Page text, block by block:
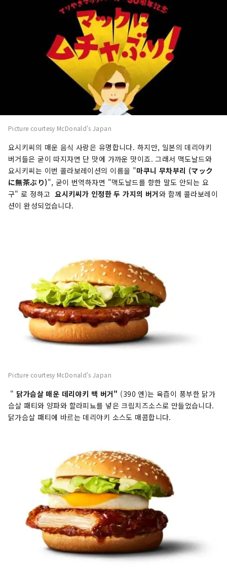
Picture courtesy McDonald's Japan
요시키씨의 매운 음식 사랑은 유명합니다. 하지만, 일본의 데리야키
버거들은 굳이 따지자면 단 맛에 가까운 맛이죠. 그래서 맥도날드와
요시키씨는 이번 콜라보레이션의 이름을 "마쿠니 무차부리 (マック
に無茶ぶり)", 굳이 번역하자면 "맥도날드를 향한 말도 안되는 요
구" 로 정하고요시키씨가 인정한 두 가지의 버거와 함께 콜라보레이
션이 완성되었습니다.
Picture courtesy McDonald's Japan
" 닭가슴살 매운 데리야키 맥 버거" (390 엔)는 육즙이 풍부한 닭가
슴살 패티와 양파와 할라피뇨를 넣은 크림치즈소스로 만들었습니다.
닭가슴살 패티에 바르는 데리야키 소스도 매콤합니다.